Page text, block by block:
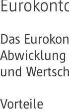
Das
Abwicklung
und
Vorteile